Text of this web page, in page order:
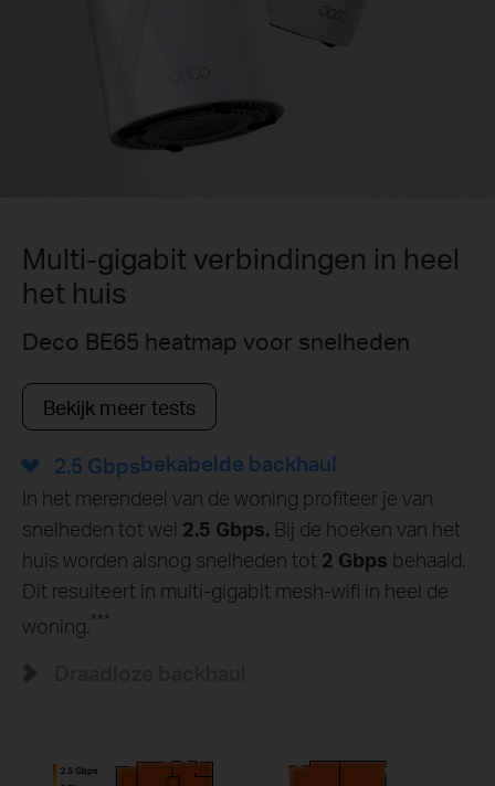
Multi-gigabit verbindingen in heel
het huis
Deco BE65 heatmap voor snelheden
Bekijk meer tests
2.5 Gbpsbekabelde backhaul
In het merendeel van de woning profiteer je van
snelheden tot wel 2.5 Gbps. Bij de hoeken van het
huis worden alsnog snelheden tot 2 Gbps behaald.
Dit resulteert in multi-gigabit mesh-wifi in heel de
woning.***